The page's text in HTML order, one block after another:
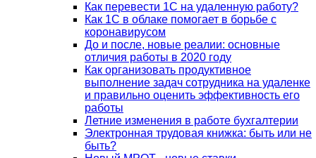
Как перевести 1С на удаленную работу?
Как 1С в облаке помогает в борьбе с
коронавирусом
До и после, новые реалии: основные
отличия работы в 2020 году
Как организовать продуктивное
выполнение задач сотрудника на удаленке
и правильно оценить эффективность его
работы
Летние изменения в работе бухгалтерии
Электронная трудовая книжка: быть или не
быть?